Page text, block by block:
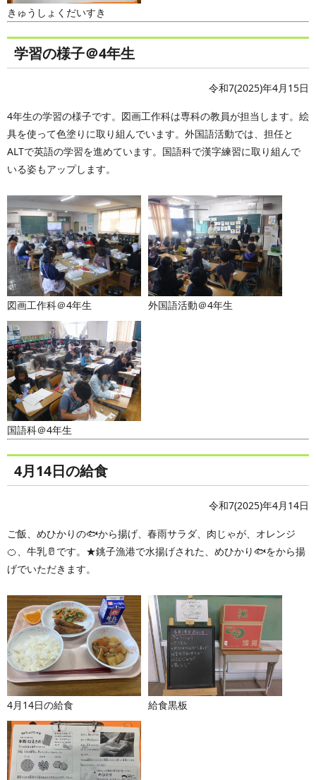
きゅうしょくだいすき
学習の様子＠4年生
令和7(2025)年4月15日
4年生の学習の様子です。図画工作科は専科の教員が担当します。絵
具を使って色塗りに取り組んでいます。外国語活動では、担任と
ALTで英語の学習を進めています。国語科で漢字練習に取り組んで
いる姿もアップします。
図画工作科＠4年生 外国語活動＠4年生
国語科＠4年生
4月14日の給食
令和7(2025)年4月14日
ご飯、めひかりの🐟から揚げ、春雨サラダ、肉じゃが、オレンジ
🍊、牛乳🥛です。★銚子漁港で水揚げされた、めひかり🐟をから揚
げでいただきます。
4月14日の給食 給食黒板